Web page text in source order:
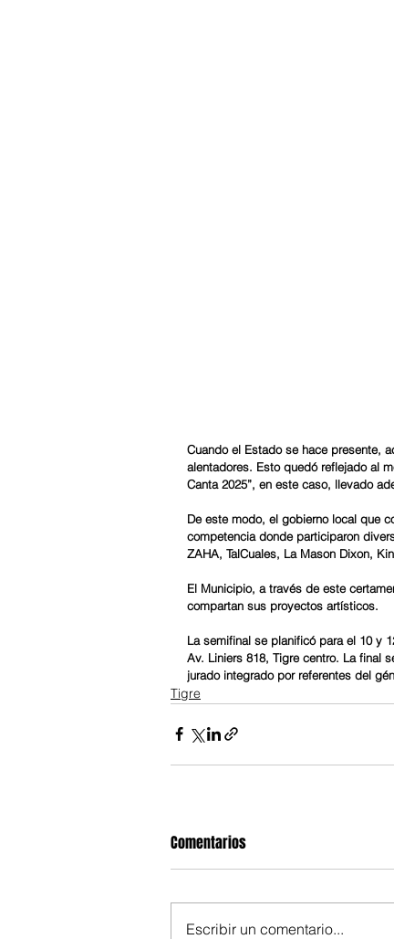
Cuando el Estado se hace presente,
alentadores. Esto quedó reflejado al
Canta 2025”, en este caso, llevado
De este modo, el gobierno local que
competencia donde participaron
ZAHA, TalCuales, La Mason Dixon,
El Municipio, a través de este
compartan sus proyectos artísticos.
La semifinal se planificó para el 10 y
Av. Liniers 818, Tigre centro. La final
jurado integrado por referentes del
Tigre
Comentarios
Escribir un comentario...